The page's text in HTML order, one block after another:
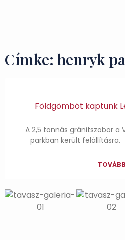
Címke: henryk
Földgömböt kaptunk
A 2,5 tonnás gránitszobor a
parkban került felállításra.
TOVÁBB